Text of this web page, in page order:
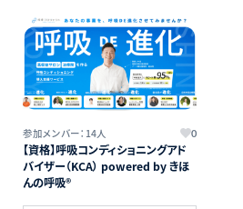
参加メンバー：14人 0
【資格】呼吸コンディショニングアド
バイザー（KCA） powered by きほ
んの呼吸®